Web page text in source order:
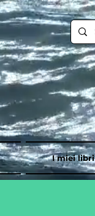
I miei libri